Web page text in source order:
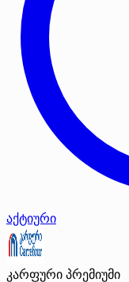
აქტიური
კარფური პრემიუმი